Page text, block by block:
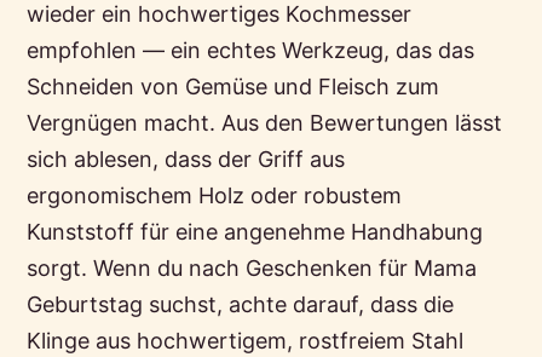
wieder ein hochwertiges Kochmesser
empfohlen — ein echtes Werkzeug, das das
Schneiden von Gemüse und Fleisch zum
Vergnügen macht. Aus den Bewertungen lässt
sich ablesen, dass der Griff aus
ergonomischem Holz oder robustem
Kunststoff für eine angenehme Handhabung
sorgt. Wenn du nach Geschenken für Mama
Geburtstag suchst, achte darauf, dass die
Klinge aus hochwertigem, rostfreiem Stahl